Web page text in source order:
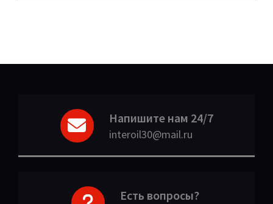
Напишите нам 24/7
interoil30@mail.ru
Есть вопросы?